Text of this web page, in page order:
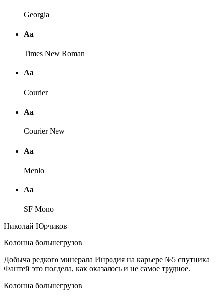
Georgia
Аа
Times New Roman
Аа
Courier
Аа
Courier New
Аа
Menlo
Аа
SF Mono
Николай Юрчиков
Колонна большегрузов
Добыча редкого минерала Инродия на карьере №5 спутника
Фантей это полдела, как оказалось и не самое трудное.
Колонна большегрузов